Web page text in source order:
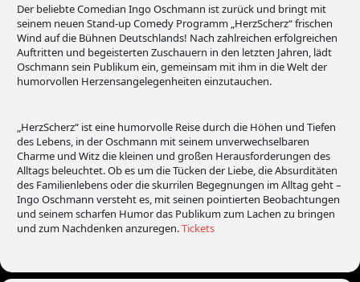
Der beliebte Comedian Ingo Oschmann ist zurück und bringt mit
seinem neuen Stand-up Comedy Programm „HerzScherz“ frischen
Wind auf die Bühnen Deutschlands! Nach zahlreichen erfolgreichen
Auftritten und begeisterten Zuschauern in den letzten Jahren, lädt
Oschmann sein Publikum ein, gemeinsam mit ihm in die Welt der
humorvollen Herzensangelegenheiten einzutauchen.
„HerzScherz“ ist eine humorvolle Reise durch die Höhen und Tiefen
des Lebens, in der Oschmann mit seinem unverwechselbaren
Charme und Witz die kleinen und großen Herausforderungen des
Alltags beleuchtet. Ob es um die Tücken der Liebe, die Absurditäten
des Familienlebens oder die skurrilen Begegnungen im Alltag geht –
Ingo Oschmann versteht es, mit seinen pointierten Beobachtungen
und seinem scharfen Humor das Publikum zum Lachen zu bringen
und zum Nachdenken anzuregen.Tickets